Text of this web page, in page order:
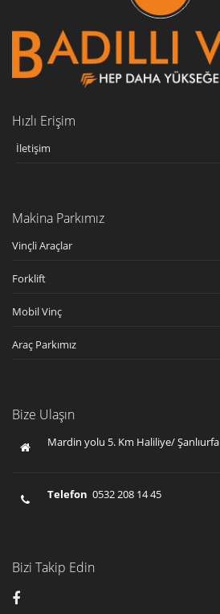
Hızlı Erişim
İletişim
Makina Parkımız
Vinçli Araçlar
Forklift
Mobil Vinç
Araç Parkımız
Bize Ulaşın
Mardin yolu 5. Km Haliliye/ Şanlıurfa
Telefon 0532 208 14 45
Bizi Takip Edin